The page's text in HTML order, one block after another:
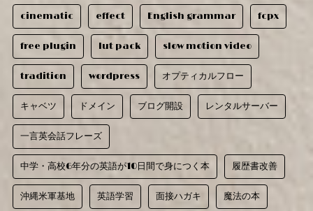
cinematic effect English grammar fcpx
free plugin lut pack slow motion video
tradition wordpress オプティカルフロー
キャベツ ドメイン ブログ開設 レンタルサーバー
一言英会話フレーズ
中学・高校6年分の英語が10日間で身につく本 履歴書改善
沖縄米軍基地 英語学習 面接ハガキ 魔法の本